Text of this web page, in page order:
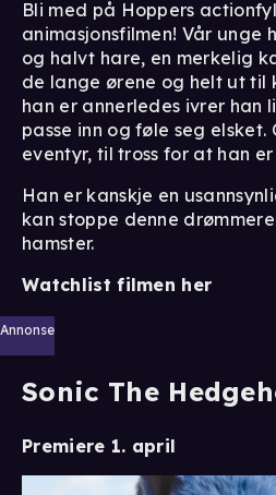
Bli med på Hoppers
animasjonsfilmen! Vår unge
og halvt hare, en merkelig
de lange ørene og helt ut til
han er annerledes ivrer han
passe inn og føle seg
eventyr, til tross for at han
Han er kanskje en
kan stoppe denne
hamster.
Watchlist filmen her
Annonse
Sonic The
Premiere 1. april